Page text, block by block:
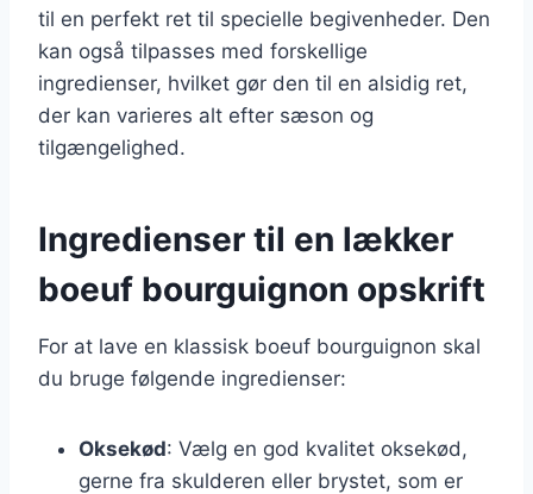
til en perfekt ret til specielle begivenheder. Den
kan også tilpasses med forskellige
ingredienser, hvilket gør den til en alsidig ret,
der kan varieres alt efter sæson og
tilgængelighed.
Ingredienser til en lækker
boeuf bourguignon opskrift
For at lave en klassisk boeuf bourguignon skal
du bruge følgende ingredienser:
Oksekød: Vælg en god kvalitet oksekød,
gerne fra skulderen eller brystet, som er